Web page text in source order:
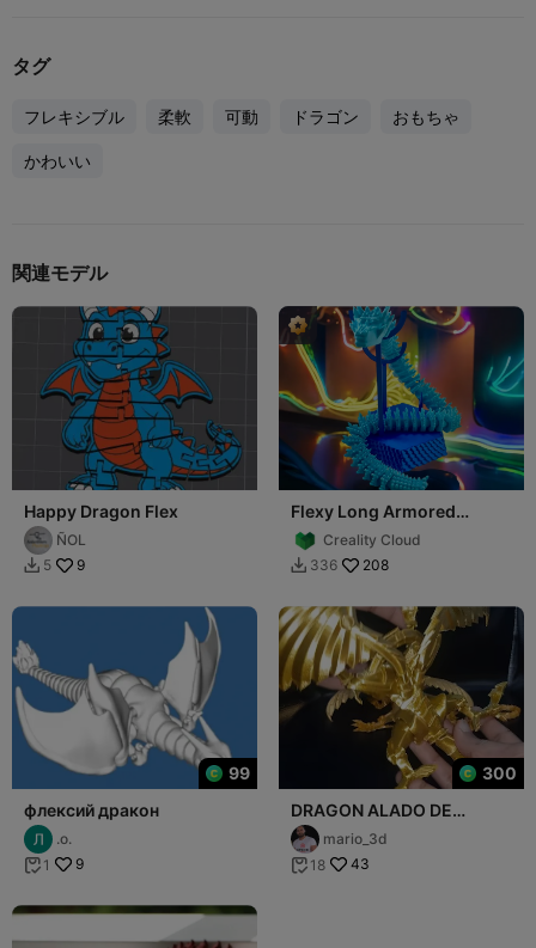
タグ
フレキシブル 柔軟 可動 ドラゴン おもちゃ
かわいい
関連モデル
Happy Dragon Flex
ÑOL
 5 9
Flexy Long Armored
DragonCreality Cloud
 336 208
99
флексий дракон
.о.
 1 9
300
DRAGON ALADO DE
RA_FLEXI
mario_3d
 18 43